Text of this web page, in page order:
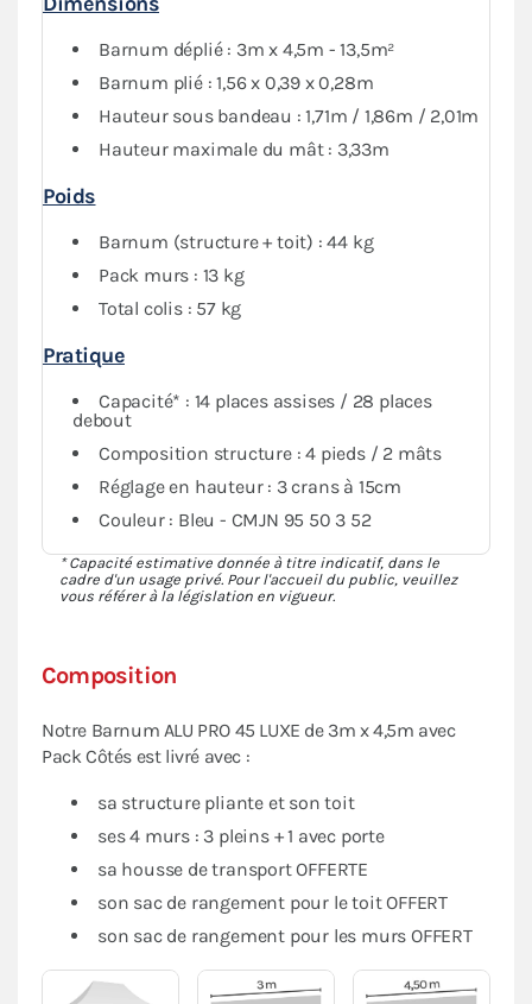
Lepack Côtés, composé de 3 murs pleins et 1 mur avec
porte, vous garantit une protection optimale contre les
intempéries.
Composition
Notre Barnum ALU PRO 45 LUXE de 3m x 4,5m avec
Pack Côtés est livré avec :
sa structure pliante et son toit
ses 4 murs : 3 pleins + 1 avec porte
sa housse de transport OFFERTE
son sac de rangement pour le toit OFFERT
son sac de rangement pour les murs OFFERT
Barnum déplié : 3m x 4,5m - 13,5m²
Barnum plié : 1,56 x 0,39 x 0,28m
Hauteur sous bandeau : 1,71m / 1,86m / 2,01m
Hauteur maximale du mât : 3,33m
Poids
Barnum (structure + toit) : 44 kg
Pack murs : 13 kg
Total colis : 57 kg
Pratique
Capacité* : 14 places assises / 28 places
debout
Composition structure : 4 pieds / 2 mâts
Réglage en hauteur : 3 crans à 15cm
Couleur : Bleu - CMJN 95 50 3 52
* Capacité estimative donnée à titre indicatif, dans le
cadre d'un usage privé. Pour l'accueil du public, veuillez
vous référer à la législation en vigueur.